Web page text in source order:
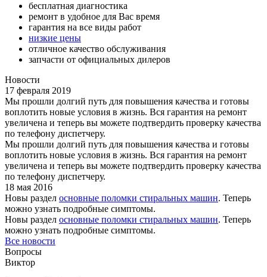
бесплатная диагностика
ремонт в удобное для Вас время
гарантия на все виды работ
низкие цены
отличное качество обслуживания
запчасти от официальных дилеров
Новости
17 февраля 2019
Мы прошли долгий путь для повышения качества и готовы
воплотить новые условия в жизнь. Вся гарантия на ремонт
увеличена и теперь вы можете подтвердить проверку качества
по телефону диспетчеру.
Мы прошли долгий путь для повышения качества и готовы
воплотить новые условия в жизнь. Вся гарантия на ремонт
увеличена и теперь вы можете подтвердить проверку качества
по телефону диспетчеру.
18 мая 2016
Новы раздел основные поломки стиральных машин. Теперь
можно узнать подробные симптомы.
Новы раздел основные поломки стиральных машин. Теперь
можно узнать подробные симптомы.
Все новости
Вопросы
Виктор